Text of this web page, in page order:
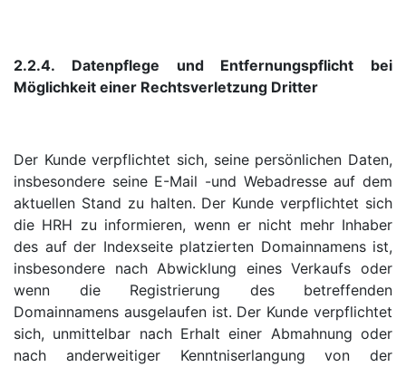
2.2.4. Datenpflege und Entfernungspflicht bei
Möglichkeit einer Rechtsverletzung Dritter
Der Kunde verpflichtet sich, seine persönlichen Daten,
insbesondere seine E-Mail -und Webadresse auf dem
aktuellen Stand zu halten. Der Kunde verpflichtet sich
die HRH zu informieren, wenn er nicht mehr Inhaber
des auf der Indexseite platzierten Domainnamens ist,
insbesondere nach Abwicklung eines Verkaufs oder
wenn die Registrierung des betreffenden
Domainnamens ausgelaufen ist. Der Kunde verpflichtet
sich, unmittelbar nach Erhalt einer Abmahnung oder
nach anderweitiger Kenntniserlangung von der